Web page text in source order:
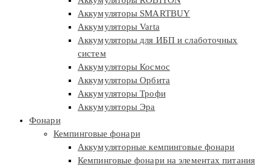
Аккумуляторы SMARTBUY
Аккумуляторы Varta
Аккумуляторы для ИБП и слаботочных
систем
Аккумуляторы Космос
Аккумуляторы Орбита
Аккумуляторы Трофи
Аккумуляторы Эра
Фонари
Кемпинговые фонари
Аккумуляторные кемпинговые фонари
Кемпинговые фонари на элементах питания